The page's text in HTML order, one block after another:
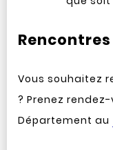
Vous souhaitez
? Prenez
Département au